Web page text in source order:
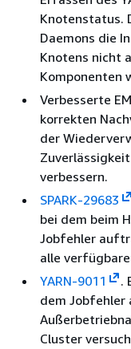
Knotenstatus.
Daemons die
Knotens nicht
Komponenten
Verbesserte
korrekten
der
verbessern.
SPARK-29683
bei dem beim
Jobfehler
alle
YARN-9011
.
dem Jobfehler
Cluster